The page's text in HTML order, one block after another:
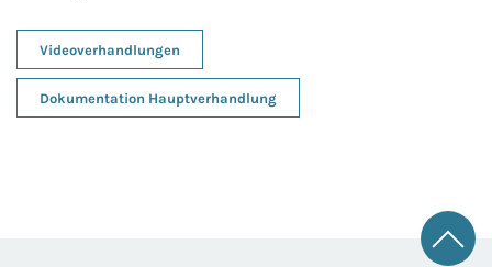
Videoverhandlungen
Dokumentation Hauptverhandlung